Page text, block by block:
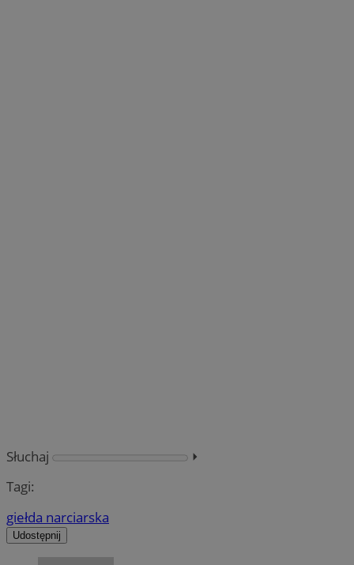
Słuchaj
⏵︎
Tagi:
giełda narciarska
Udostępnij